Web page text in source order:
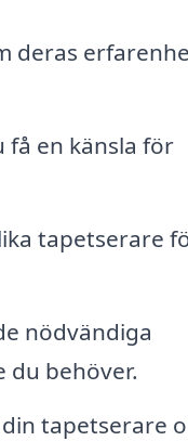
deras
få en känsla för
tapetserare
nödvändiga
behöver.
tapetserare